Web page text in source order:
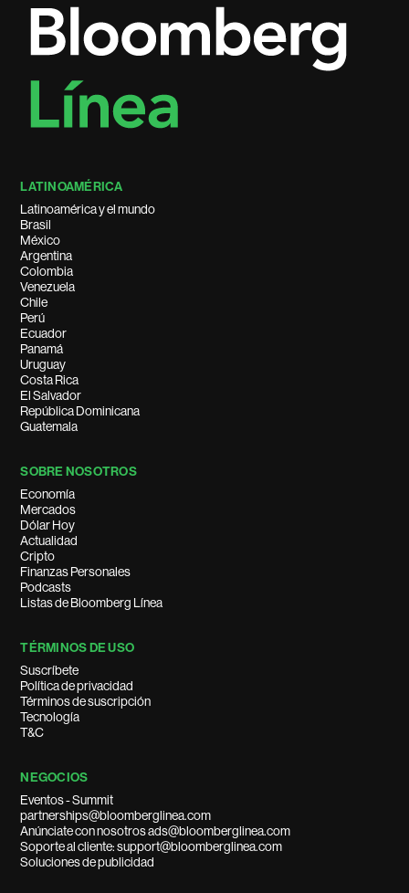
LATINOAMÉRICA
Latinoamérica y el mundo
Brasil
México
Argentina
Colombia
Venezuela
Chile
Perú
Ecuador
Panamá
Uruguay
Costa Rica
El Salvador
República Dominicana
Guatemala
SOBRE NOSOTROS
Economía
Mercados
Dólar Hoy
Actualidad
Cripto
Finanzas Personales
Podcasts
Listas de Bloomberg Línea
TÉRMINOS DE USO
Suscríbete
Política de privacidad
Términos de suscripción
Tecnología
T&C
NEGOCIOS
Eventos - Summit
partnerships@bloomberglinea.com
Anúnciate con nosotros ads@bloomberglinea.com
Soporte al cliente: support@bloomberglinea.com
Soluciones de publicidad